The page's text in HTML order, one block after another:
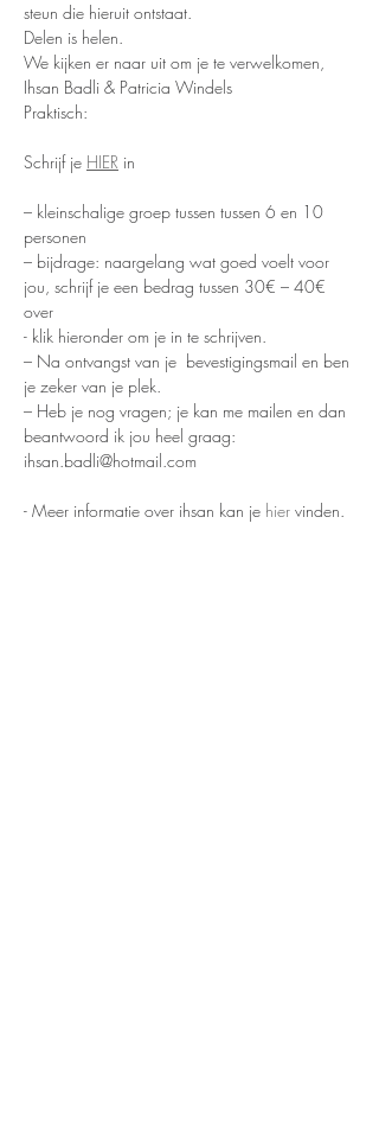
steun die hieruit ontstaat.
Delen is helen.
We kijken er naar uit om je te verwelkomen,
Ihsan Badli & Patricia Windels
Praktisch:
Schrijf je HIER in
– kleinschalige groep tussen tussen 6 en 10
personen
– bijdrage: naargelang wat goed voelt voor
jou, schrijf je een bedrag tussen 30€ – 40€
over
- klik hieronder om je in te schrijven.
– Na ontvangst van je  bevestigingsmail en ben
je zeker van je plek.
– Heb je nog vragen; je kan me mailen en dan
beantwoord ik jou heel graag:
ihsan.badli@hotmail.com
- Meer informatie over ihsan kan je hier vinden.